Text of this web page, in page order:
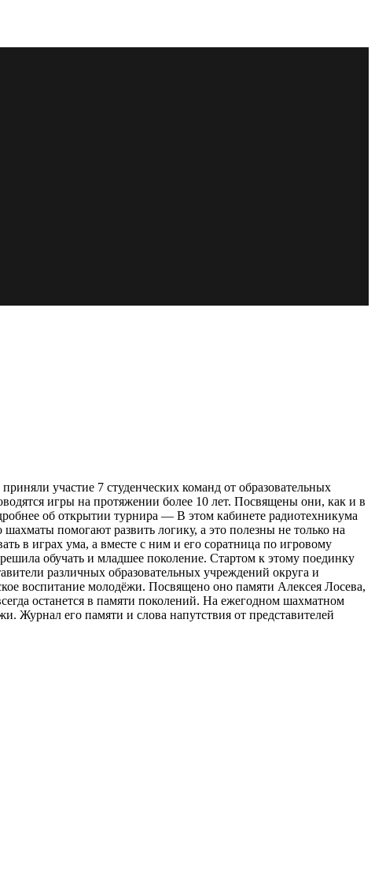
участие 7 студенческих команд от образовательных
игры на протяжении более 10 лет. Посвящены они, как и в
об открытии турнира — В этом кабинете радиотехникума
помогают развить логику, а это полезны не только на
в играх ума, а вместе с ним и его соратница по игровому
обучать и младшее поколение. Стартом к этому поединку
различных образовательных учреждений округа и
воспитание молодёжи. Посвящено оно памяти Алексея Лосева,
останется в памяти поколений. На ежегодном шахматном
Журнал его памяти и слова напутствия от представителей